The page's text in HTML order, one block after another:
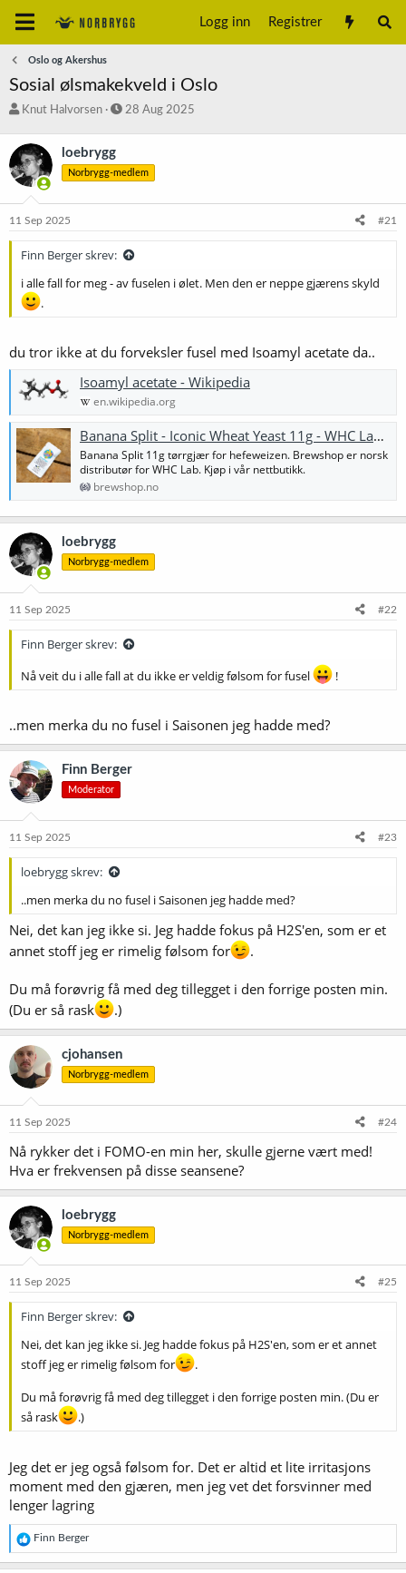
Logg inn Registrer
Oslo og Akershus
Sosial ølsmakekveld i Oslo
T
å
d
s
a
r
t
e
Knut Halvorsen
S
t
a
o
28 Aug 2025
loebrygg
Norbrygg-medlem
11 Sep 2025 #21
Finn Berger skrev:
i alle fall for meg - av fuselen i ølet. Men den er neppe gjærens skyld
.
du tror ikke at du forveksler fusel med Isoamyl acetate da..
Isoamyl acetate - Wikipedia
en.wikipedia.org
Banana Split - Iconic Wheat Yeast 11g - WHC Lab (Best før 30. april 2025)
Banana Split 11g tørrgjær for hefeweizen. Brewshop er norsk
distributør for WHC Lab. Kjøp i vår nettbutikk.
brewshop.no
loebrygg
Norbrygg-medlem
11 Sep 2025 #22
Finn Berger skrev:
Nå veit du i alle fall at du ikke er veldig følsom for fusel
!
..men merka du no fusel i Saisonen jeg hadde med?
Finn Berger
Moderator
11 Sep 2025 #23
loebrygg skrev:
..men merka du no fusel i Saisonen jeg hadde med?
Nei, det kan jeg ikke si. Jeg hadde fokus på H2S'en, som er et
annet stoff jeg er rimelig følsom for
.
Du må forøvrig få med deg tillegget i den forrige posten min.
(Du er så rask
.)
cjohansen
Norbrygg-medlem
11 Sep 2025 #24
Nå rykker det i FOMO-en min her, skulle gjerne vært med!
Hva er frekvensen på disse seansene?
loebrygg
Norbrygg-medlem
11 Sep 2025 #25
Finn Berger skrev:
Nei, det kan jeg ikke si. Jeg hadde fokus på H2S'en, som er et annet
stoff jeg er rimelig følsom for
.
Du må forøvrig få med deg tillegget i den forrige posten min. (Du er
så rask
.)
Jeg det er jeg også følsom for. Det er altid et lite irritasjons
moment med den gjæren, men jeg vet det forsvinner med
lenger lagring
R
e
a
Finn Berger